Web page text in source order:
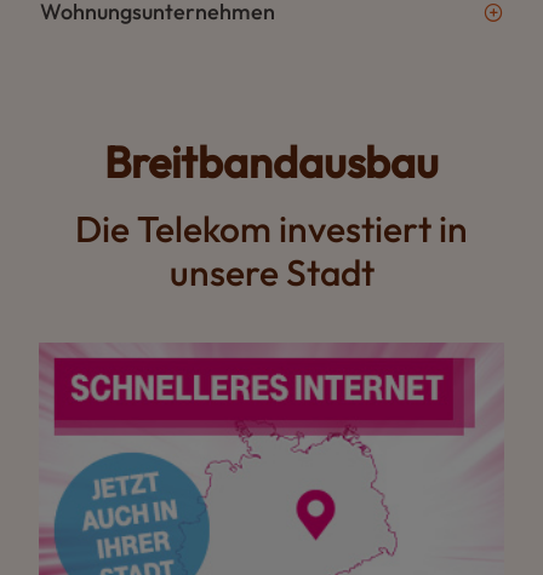
Wohnungsunternehmen
Breitbandausbau
Die Telekom investiert in
unsere Stadt